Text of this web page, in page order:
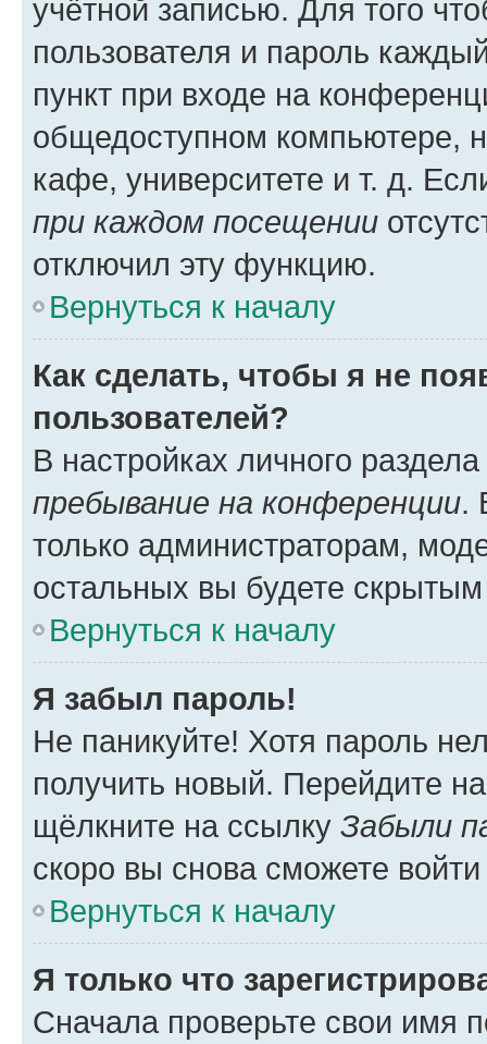
учётной записью. Для того
пользователя и пароль
пункт при входе на
общедоступном компьютере,
кафе, университете и т. д.
при каждом посещении
отключил эту функцию.
Вернуться к началу
Как сделать, чтобы я не
пользователей?
В настройках личного
пребывание на конференции.
только администраторам,
остальных вы будете
Вернуться к началу
Я забыл пароль!
Не паникуйте! Хотя пароль
получить новый. Перейдите
щёлкните на ссылку Забыли
скоро вы снова сможете
Вернуться к началу
Я только что
Сначала проверьте свои имя